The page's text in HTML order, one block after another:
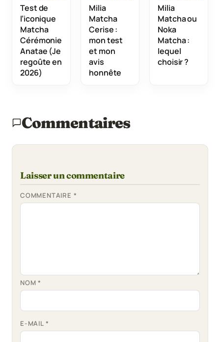
Test de
l’iconique
Matcha
Cérémonie
Anatae (Je
regoûte en
2026)
Milia
Matcha
Cerise :
mon test
et mon
avis
honnête
Milia
Matcha ou
Noka
Matcha :
lequel
choisir ?
Commentaires
Laisser un commentaire
COMMENTAIRE *
NOM*
E-MAIL *